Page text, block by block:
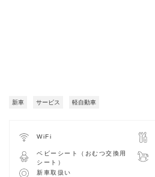
新車 サービス 軽自動車
WiFi
ベビーシート（おむつ交換用
シート）
新車取扱い